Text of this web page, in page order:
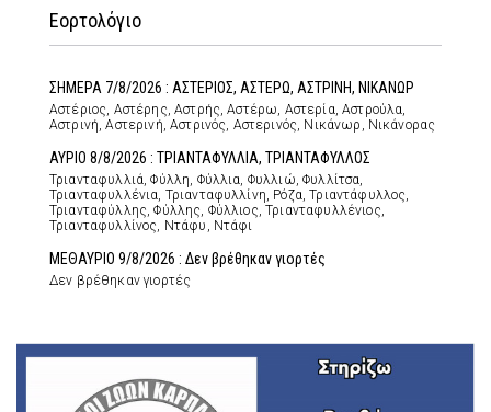
Εορτολόγιο
ΣΗΜΕΡΑ 7/8/2026 : ΑΣΤΕΡΙΟΣ, ΑΣΤΕΡΩ, ΑΣΤΡΙΝΗ, ΝΙΚΑΝΩΡ
Αστέριος, Αστέρης, Αστρής, Αστέρω, Αστερία, Αστρούλα,
Αστρινή, Αστερινή, Αστρινός, Αστερινός, Νικάνωρ, Νικάνορας
ΑΥΡΙΟ 8/8/2026 : ΤΡΙΑΝΤΑΦΥΛΛΙΑ, ΤΡΙΑΝΤΑΦΥΛΛΟΣ
Τριανταφυλλιά, Φύλλη, Φύλλια, Φυλλιώ, Φυλλίτσα,
Τριανταφυλλένια, Τριανταφυλλίνη, Ρόζα, Τριαντάφυλλος,
Τριανταφύλλης, Φύλλης, Φύλλιος, Τριανταφυλλένιος,
Τριανταφυλλίνος, Ντάφυ, Ντάφι
ΜΕΘΑΥΡΙΟ 9/8/2026 : Δεν βρέθηκαν γιορτές
Δεν βρέθηκαν γιορτές